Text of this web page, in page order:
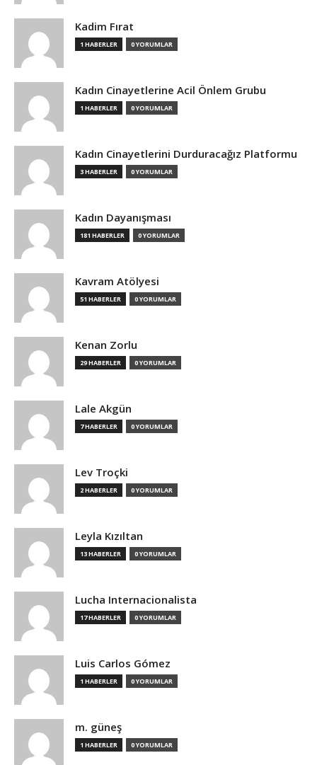
Kadim Fırat
1 HABERLER 0 YORUMLAR
Kadın Cinayetlerine Acil Önlem Grubu
1 HABERLER 0 YORUMLAR
Kadın Cinayetlerini Durduracağız Platformu
3 HABERLER 0 YORUMLAR
Kadın Dayanışması
181 HABERLER 0 YORUMLAR
Kavram Atölyesi
51 HABERLER 0 YORUMLAR
Kenan Zorlu
29 HABERLER 0 YORUMLAR
Lale Akgün
7 HABERLER 0 YORUMLAR
Lev Troçki
2 HABERLER 0 YORUMLAR
Leyla Kızıltan
13 HABERLER 0 YORUMLAR
Lucha Internacionalista
17 HABERLER 0 YORUMLAR
Luis Carlos Gómez
1 HABERLER 0 YORUMLAR
m. güneş
1 HABERLER 0 YORUMLAR